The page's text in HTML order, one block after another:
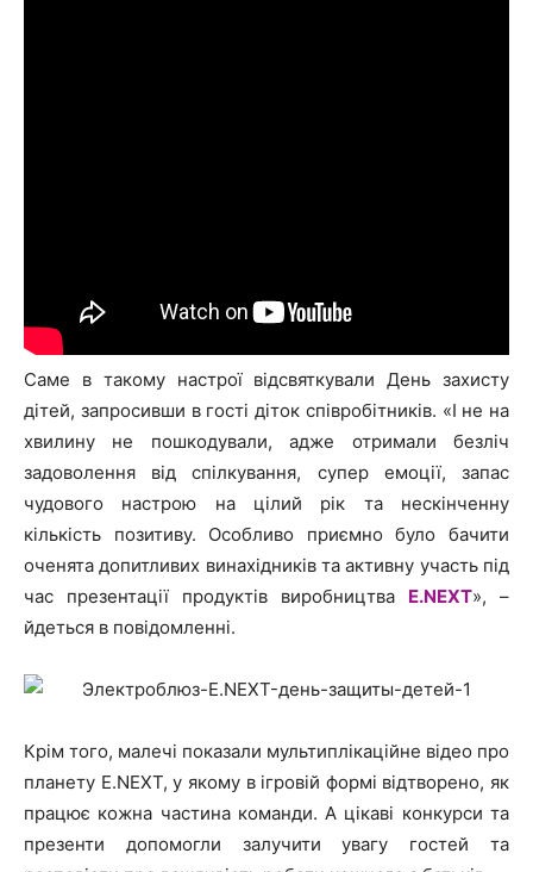
Саме в такому настрої відсвяткували День захисту
дітей, запросивши в гості діток співробітників. «І не на
хвилину не пошкодували, адже отримали безліч
задоволення від спілкування, супер емоції, запас
чудового настрою на цілий рік та нескінченну
кількість позитиву. Особливо приємно було бачити
оченята допитливих винахідників та активну участь під
час презентації продуктів виробництва E.NEXT», –
йдеться в повідомленні.
Крім того, малечі показали мультиплікаційне відео про
планету E.NEXT, у якому в ігровій формі відтворено, як
працює кожна частина команди. А цікаві конкурси та
презенти допомогли залучити увагу гостей та